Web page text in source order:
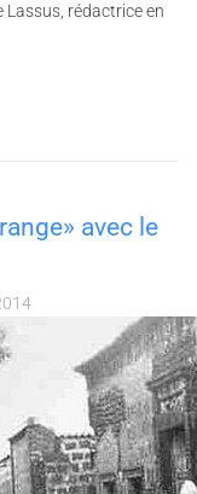
Lassus, rédactrice en
avec le